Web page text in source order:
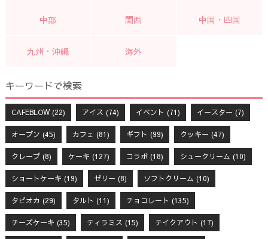
中部 関西 中国・四国
九州・沖縄 海外
キーワードで検索
CAFEBLOW(22) アイス (74) イベント (71) イースター (7)
オープン (45) カフェ (81) ギフト (99) クッキー (47)
クレープ(8) ケーキ (127) コラボ(18) シュークリーム (10)
ショートケーキ (19) ゼリー (8) ソフトクリーム (10)
タピオカ (29) タルト (11) チョコレート (135)
チーズケーキ (35) ティラミス (15) テイクアウト (17)